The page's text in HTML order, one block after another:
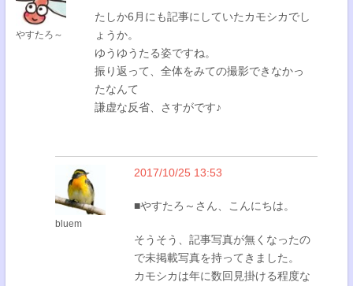
やすたろ～
たしか6月にも記事にしていたカモシカでし
ょうか。
ゆうゆうたる姿ですね。
振り返って、全体をみての撮影できなかっ
たなんて
謙虚な反省、さすがです♪
bluem
2017/10/25 13:53
■やすたろ～さん、こんにちは。
そうそう、記事写真が無くなったの
で未掲載写真を持ってきました。
カモシカは年に数回見掛ける程度な